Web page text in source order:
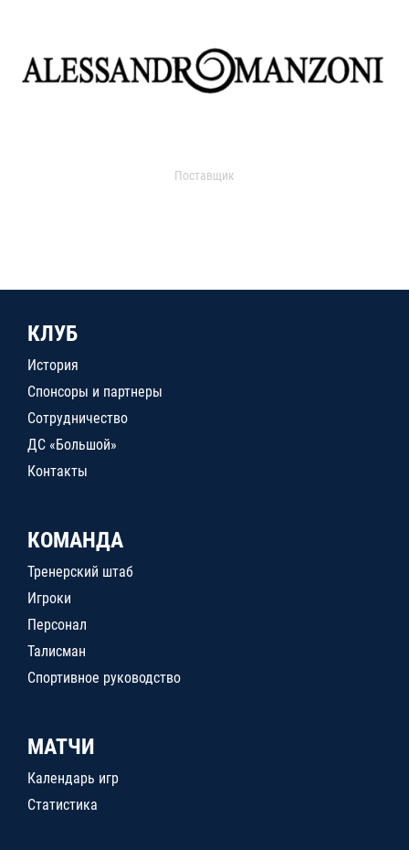
Поставщик
КЛУБ
История
Спонсоры и партнеры
Сотрудничество
ДС «Большой»
Контакты
КОМАНДА
Тренерский штаб
Игроки
Персонал
Талисман
Спортивное руководство
МАТЧИ
Календарь игр
Статистика